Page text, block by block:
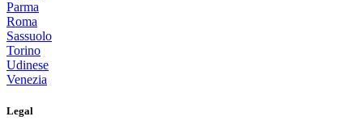
Parma
Roma
Sassuolo
Torino
Udinese
Venezia
Legal